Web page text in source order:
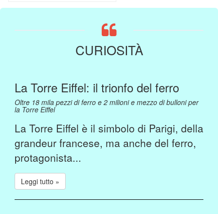
CURIOSITÀ
La Torre Eiffel: il trionfo del ferro
Oltre 18 mila pezzi di ferro e 2 milioni e mezzo di bulloni per
la Torre Eiffel
La Torre Eiffel è il simbolo di Parigi, della
grandeur francese, ma anche del ferro,
protagonista...
Leggi tutto »